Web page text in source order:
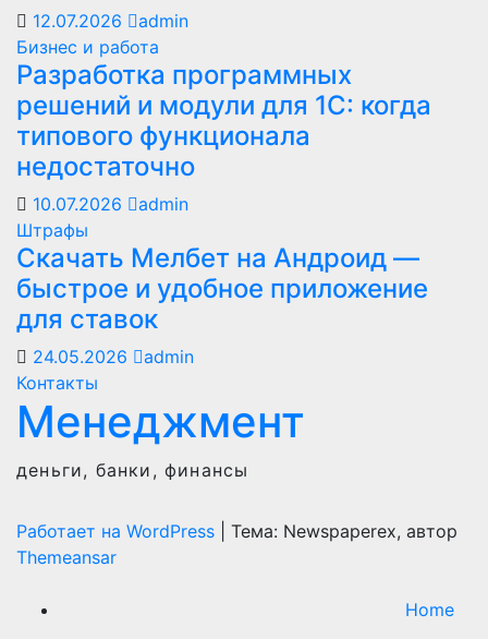
12.07.2026
admin
Бизнес и работа
Разработка программных
решений и модули для 1С: когда
типового функционала
недостаточно
10.07.2026
admin
Штрафы
Скачать Мелбет на Андроид —
быстрое и удобное приложение
для ставок
24.05.2026
admin
Контакты
Менеджмент
деньги, банки, финансы
Работает на WordPress
Тема: Newspaperex, автор
Themeansar
Home